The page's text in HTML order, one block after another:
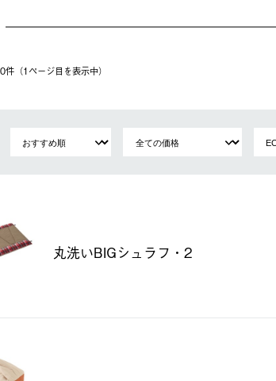
（1ページ⽬を表⽰中）
丸洗いBIGシュラフ・2